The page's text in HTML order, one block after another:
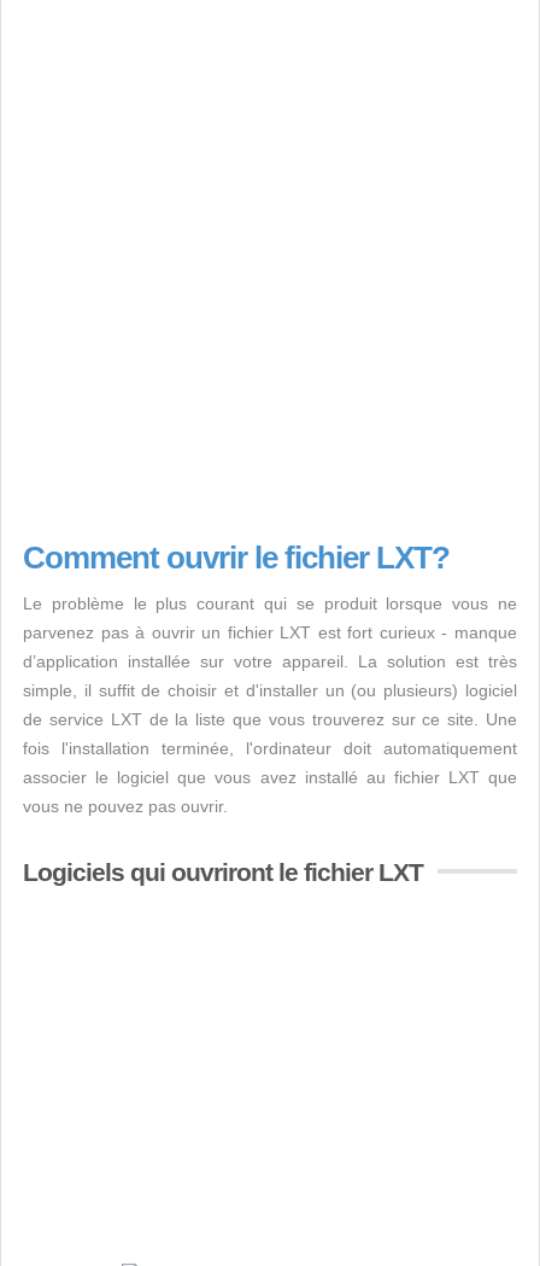
Comment ouvrir le fichier LXT?
Le problème le plus courant qui se produit lorsque vous ne
parvenez pas à ouvrir un fichier LXT est fort curieux - manque
d’application installée sur votre appareil. La solution est très
simple, il suffit de choisir et d'installer un (ou plusieurs) logiciel
de service LXT de la liste que vous trouverez sur ce site. Une
fois l'installation terminée, l'ordinateur doit automatiquement
associer le logiciel que vous avez installé au fichier LXT que
vous ne pouvez pas ouvrir.
Logiciels qui ouvriront le fichier LXT